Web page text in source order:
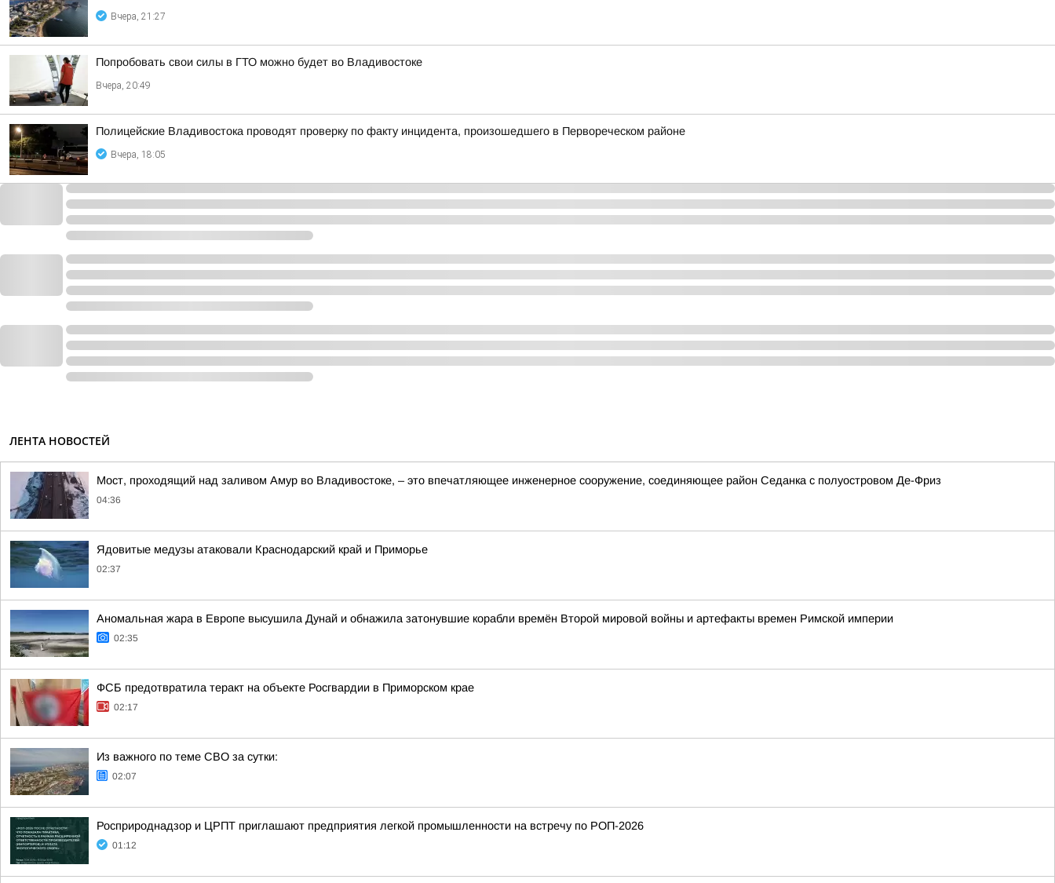
Вчера, 21:27
Попробовать свои силы в ГТО можно будет во Владивостоке
Вчера, 20:49
Полицейские Владивостока проводят проверку по факту инцидента, произошедшего в Первореческом районе
Вчера, 18:05
ЛЕНТА НОВОСТЕЙ
Мост, проходящий над заливом Амур во Владивостоке, – это впечатляющее инженерное сооружение, соединяющее район Седанка с полуостровом Де-Фриз
04:36
Ядовитые медузы атаковали Краснодарский край и Приморье
02:37
Аномальная жара в Европе высушила Дунай и обнажила затонувшие корабли времён Второй мировой войны и артефакты времен Римской империи
02:35
ФСБ предотвратила теракт на объекте Росгвардии в Приморском крае
02:17
Из важного по теме СВО за сутки:
02:07
Росприроднадзор и ЦРПТ приглашают предприятия легкой промышленности на встречу по РОП-2026
01:12